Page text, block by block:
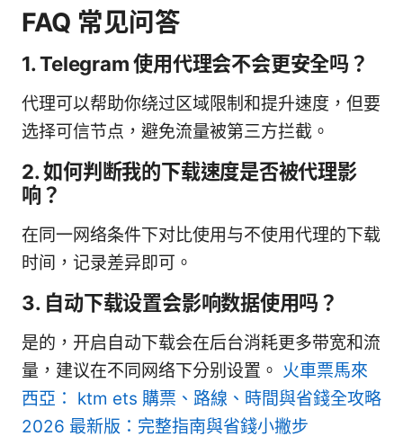
FAQ 常见问答
1. Telegram 使用代理会不会更安全吗？
代理可以帮助你绕过区域限制和提升速度，但要
选择可信节点，避免流量被第三方拦截。
2. 如何判断我的下载速度是否被代理影
响？
在同一网络条件下对比使用与不使用代理的下载
时间，记录差异即可。
3. 自动下载设置会影响数据使用吗？
是的，开启自动下载会在后台消耗更多带宽和流
量，建议在不同网络下分别设置。 火車票馬來
西亞： ktm ets 購票、路線、時間與省錢全攻略
2026 最新版：完整指南與省錢小撇步